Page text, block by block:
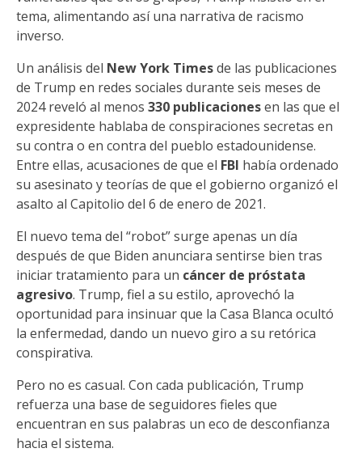
tema, alimentando así una narrativa de racismo
inverso.
Un análisis del New York Timesde las publicaciones
de Trump en redes sociales durante seis meses de
2024 reveló al menos 330 publicacionesen las que el
expresidente hablaba de conspiraciones secretas en
su contra o en contra del pueblo estadounidense.
Entre ellas, acusaciones de que el FBI había ordenado
su asesinato y teorías de que el gobierno organizó el
asalto al Capitolio del 6 de enero de 2021.
El nuevo tema del “robot” surge apenas un día
después de que Biden anunciara sentirse bien tras
iniciar tratamiento para un cáncer de próstata
agresivo. Trump, fiel a su estilo, aprovechó la
oportunidad para insinuar que la Casa Blanca ocultó
la enfermedad, dando un nuevo giro a su retórica
conspirativa.
Pero no es casual. Con cada publicación, Trump
refuerza una base de seguidores fieles que
encuentran en sus palabras un eco de desconfianza
hacia el sistema.